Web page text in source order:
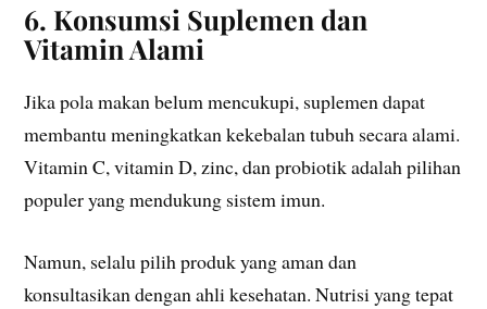
6. Konsumsi Suplemen dan
Vitamin Alami
Jika pola makan belum mencukupi, suplemen dapat
membantu meningkatkan kekebalan tubuh secara alami.
Vitamin C, vitamin D, zinc, dan probiotik adalah pilihan
populer yang mendukung sistem imun.
Namun, selalu pilih produk yang aman dan
konsultasikan dengan ahli kesehatan. Nutrisi yang tepat